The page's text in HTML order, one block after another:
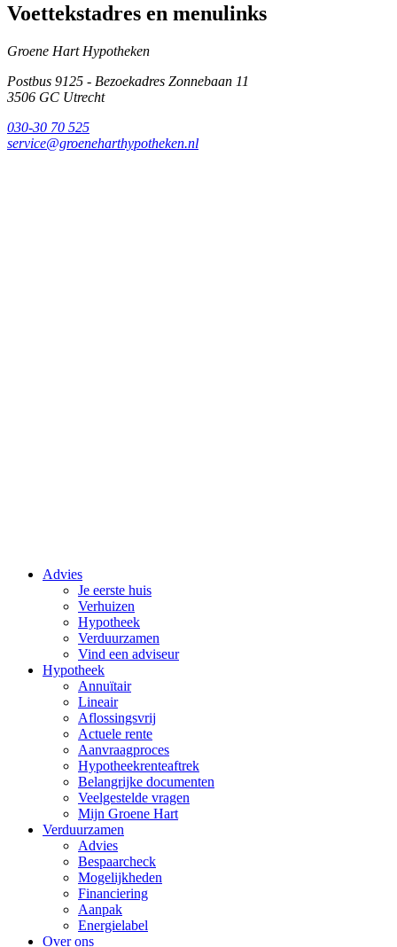
Voettekstadres en menulinks
Groene Hart Hypotheken
Postbus 9125 - Bezoekadres Zonnebaan 11
3506 GC Utrecht
030-30 70 525
service@groeneharthypotheken.nl
Advies
Je eerste huis
Verhuizen
Hypotheek
Verduurzamen
Vind een adviseur
Hypotheek
Annuïtair
Lineair
Aflossingsvrij
Actuele rente
Aanvraagproces
Hypotheekrenteaftrek
Belangrijke documenten
Veelgestelde vragen
Mijn Groene Hart
Verduurzamen
Advies
Bespaarcheck
Mogelijkheden
Financiering
Aanpak
Energielabel
Over ons